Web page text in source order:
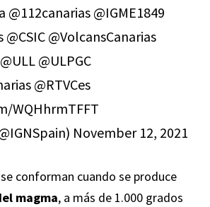
@112canarias @IGME1849
@CSIC @VolcansCanarias
@ULL @ULPGC
@RTVCes
WQHhrmTFFT
November 12, 2021
conforman cuando se produce
magma, a más de 1.000 grados